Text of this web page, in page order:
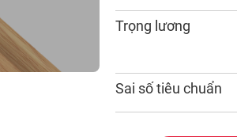
Trọng lương
Sai số tiêu chuẩn